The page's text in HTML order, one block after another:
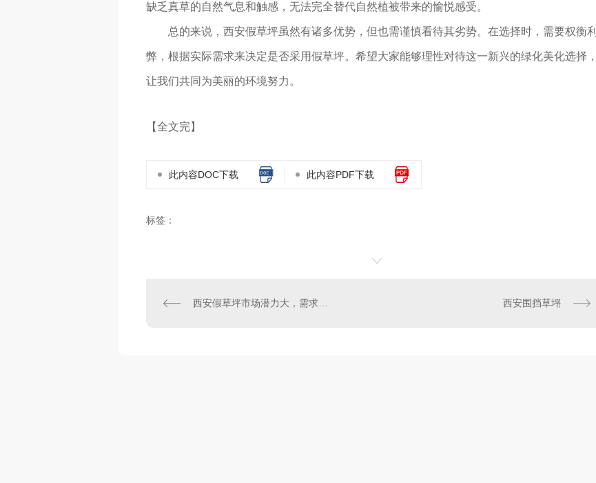
缺乏真草的自然气息和触感，无法完全替代自然植被带来的愉悦感受。
总的来说，西安假草坪虽然有诸多优势，但也需谨慎看待其劣势。在选择时，需要权衡利
弊，根据实际需求来决定是否采用假草坪。希望大家能够理性对待这一新兴的绿化美化选择，
让我们共同为美丽的环境努力。
【全文完】
此内容DOC下载 此内容PDF下载
标签：
西安假草坪市场潜力大，需求持续增长 西安围挡草坪